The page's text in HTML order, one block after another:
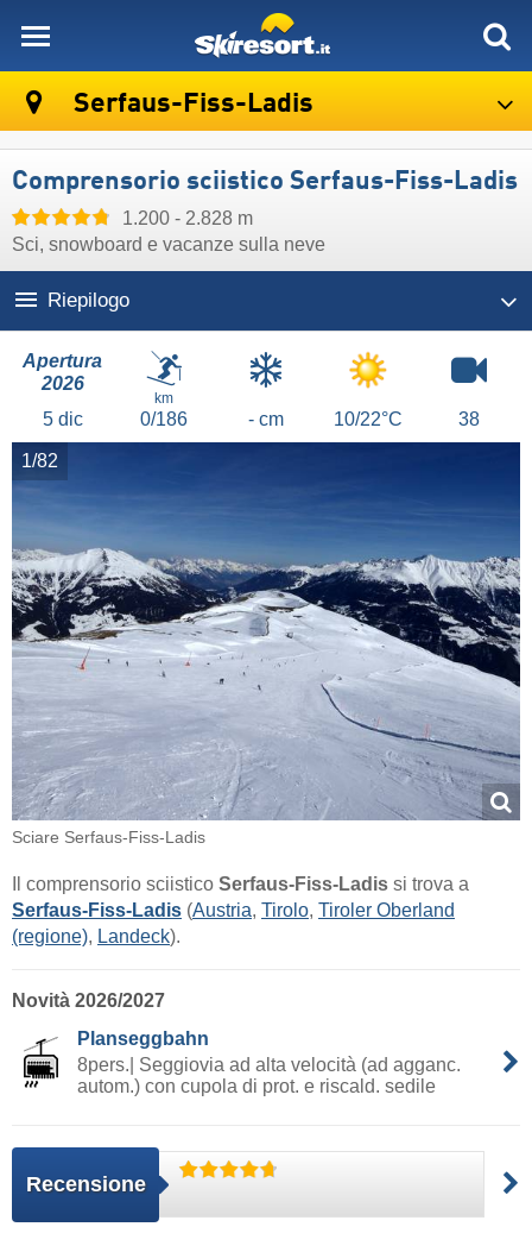
Serfaus-Fiss-Ladis
Comprensorio sciistico Serfaus-Fiss-Ladis
1.200 - 2.828 m
Sci, snowboard e vacanze sulla neve
Riepilogo
Apertura
2026
5 dic
km
0/186 - cm 10/22°C 38
1/82
Sciare Serfaus-Fiss-Ladis
Il comprensorio sciistico Serfaus-Fiss-Ladis si trova a
Serfaus-Fiss-Ladis (Austria, Tirolo, Tiroler Oberland
(regione), Landeck).
Novità 2026/2027
Planseggbahn
8pers.| Seggiovia ad alta velocità (ad agganc.
autom.) con cupola di prot. e riscald. sedile
Recensione